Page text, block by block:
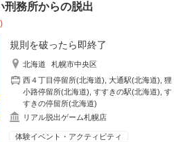
務所からの脱出
規則を破ったら即終了
北海道
札幌市中央区
西４丁目停留所(北海道) ,大通駅(北海道) ,狸
小路停留所(北海道) ,すすきの駅(北海道) ,す
すきの停留所(北海道)
リアル脱出ゲーム札幌店
体験イベント・アクティビティ